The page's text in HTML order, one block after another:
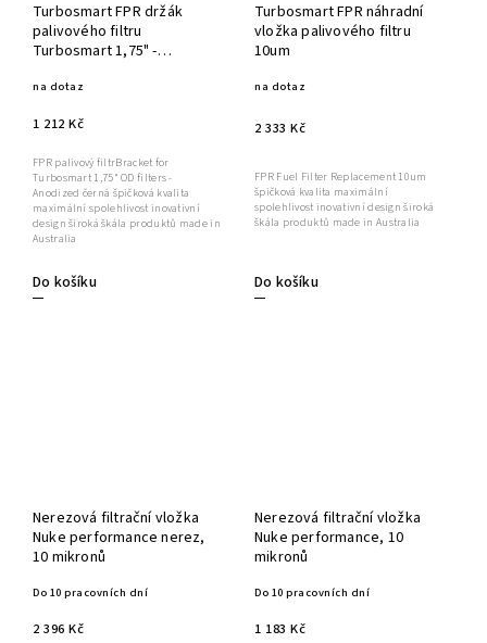
Turbosmart FPR držák
palivového filtru
Turbosmart 1,75" -
na dotaz
1 212 Kč
Do košíku
FPR palivový filtrBracket for
Turbosmart 1,75" OD filters -
Anodized černá špičková kvalita
maximální spolehlivost inovativní
design široká škála produktů made in
Australia
Turbosmart FPR náhradní
vložka palivového filtru
10um
na dotaz
2 333 Kč
Do košíku
FPR Fuel Filter Replacement 10um
špičková kvalita maximální
spolehlivost inovativní design široká
škála produktů made in Australia
Nerezová filtrační vložka
Nuke performance nerez,
10 mikronů
Do 10 pracovních dní
2 396 Kč
Nerezová filtrační vložka
Nuke performance, 10
mikronů
Do 10 pracovních dní
1 183 Kč